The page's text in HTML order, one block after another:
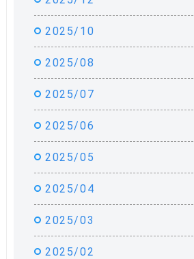
2025/10
2025/08
2025/07
2025/06
2025/05
2025/04
2025/03
2025/02